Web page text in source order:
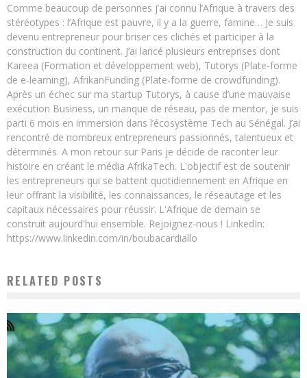
Comme beaucoup de personnes j’ai connu l’Afrique à travers des
stéréotypes : l’Afrique est pauvre, il y a la guerre, famine… Je suis
devenu entrepreneur pour briser ces clichés et participer à la
construction du continent. J’ai lancé plusieurs entreprises dont
Kareea (Formation et développement web), Tutorys (Plate-forme
de e-learning), AfrikanFunding (Plate-forme de crowdfunding).
Après un échec sur ma startup Tutorys, à cause d’une mauvaise
exécution Business, un manque de réseau, pas de mentor, je suis
parti 6 mois en immersion dans l’écosystème Tech au Sénégal. J’ai
rencontré de nombreux entrepreneurs passionnés, talentueux et
déterminés. A mon retour sur Paris je décide de raconter leur
histoire en créant le média AfrikaTech. L'objectif est de soutenir
les entrepreneurs qui se battent quotidiennement en Afrique en
leur offrant la visibilité, les connaissances, le réseautage et les
capitaux nécessaires pour réussir. L'Afrique de demain se
construit aujourd'hui ensemble. Rejoignez-nous ! LinkedIn:
https://www.linkedin.com/in/boubacardiallo
RELATED POSTS